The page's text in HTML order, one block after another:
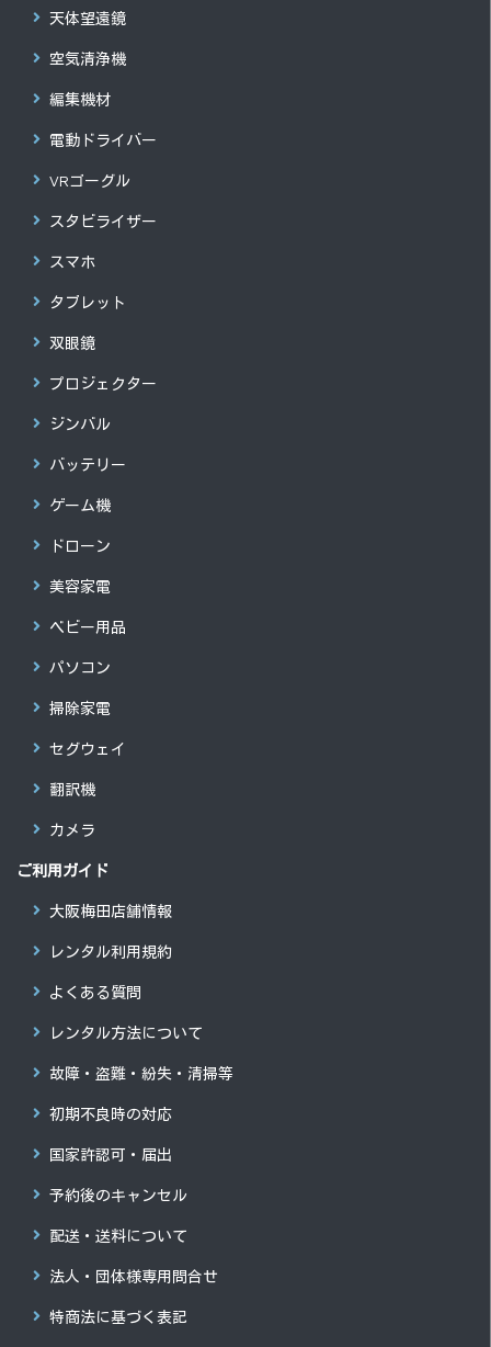
天体望遠鏡
空気清浄機
編集機材
電動ドライバー
VRゴーグル
スタビライザー
スマホ
タブレット
双眼鏡
プロジェクター
ジンバル
バッテリー
ゲーム機
ドローン
美容家電
ベビー用品
パソコン
掃除家電
セグウェイ
翻訳機
カメラ
ご利用ガイド
大阪梅田店舗情報
レンタル利用規約
よくある質問
レンタル方法について
故障・盗難・紛失・清掃等
初期不良時の対応
国家許認可・届出
予約後のキャンセル
配送・送料について
法人・団体様専用問合せ
特商法に基づく表記